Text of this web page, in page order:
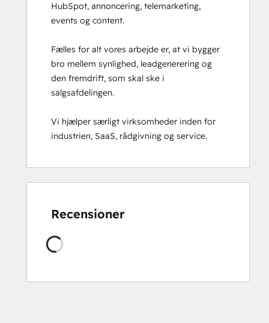
HubSpot, annoncering, telemarketing,
events og content.
Fælles for alt vores arbejde er, at vi bygger
bro mellem synlighed, leadgenerering og
den fremdrift, som skal ske i
salgsafdelingen.
Vi hjælper særligt virksomheder inden for
industrien, SaaS, rådgivning og service.
Recensioner
Laddar